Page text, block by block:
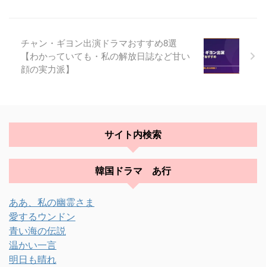
チャン・ギヨン出演ドラマおすすめ8選
【わかっていても・私の解放日誌など甘い
顔の実力派】
サイト内検索
韓国ドラマ あ行
ああ、私の幽霊さま
愛するウンドン
青い海の伝説
温かい一言
明日も晴れ